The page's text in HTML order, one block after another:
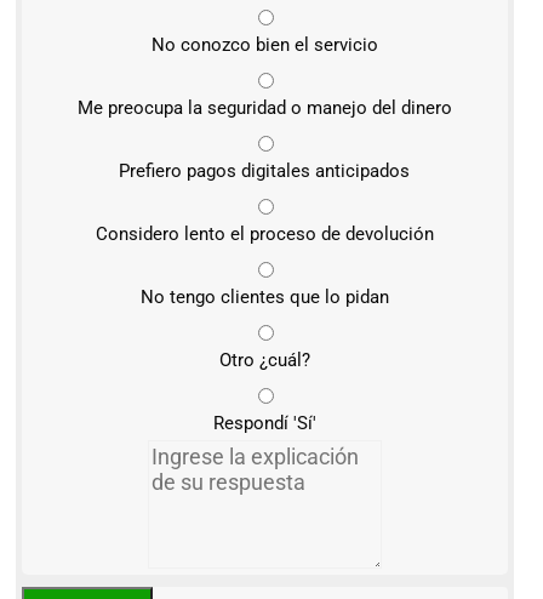
No conozco bien el servicio
Me preocupa la seguridad o manejo del dinero
Prefiero pagos digitales anticipados
Considero lento el proceso de devolución
No tengo clientes que lo pidan
Otro ¿cuál?
Respondí 'Sí'